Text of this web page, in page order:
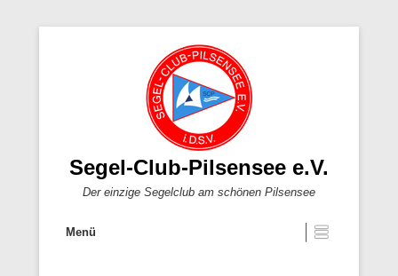
Segel-Club-Pilsensee e.V.
Der einzige Segelclub am schönen Pilsensee
Menü